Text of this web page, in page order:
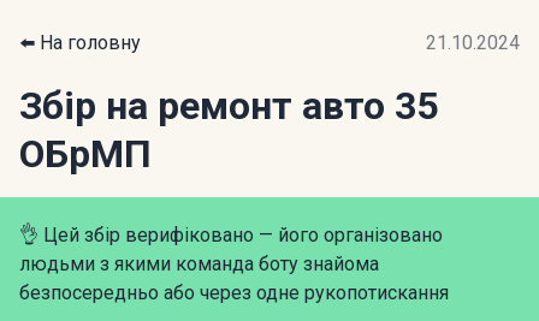
⬅️ На головну 21.10.2024
Збір на ремонт авто 35
ОБрМП
👌 Цей збір верифіковано — його організовано
людьми з якими команда боту знайома
безпосередньо або через одне рукопотискання